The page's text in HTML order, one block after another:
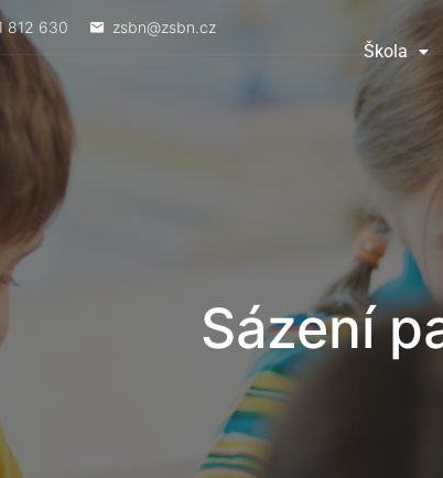
812 630 zsbn@zsbn.cz
Škola
Sázení